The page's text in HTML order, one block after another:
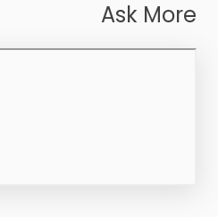
Ask More